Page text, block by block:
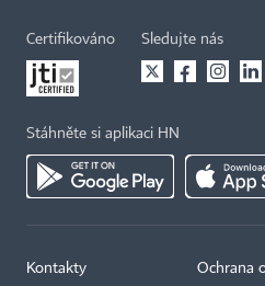
Certifikováno Sledujte nás
Stáhněte si aplikaci HN
Kontakty Ochrana